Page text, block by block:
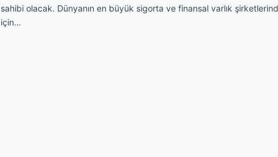
sahibi olacak. Dünyanın en büyük sigorta ve finansal varlık
için…